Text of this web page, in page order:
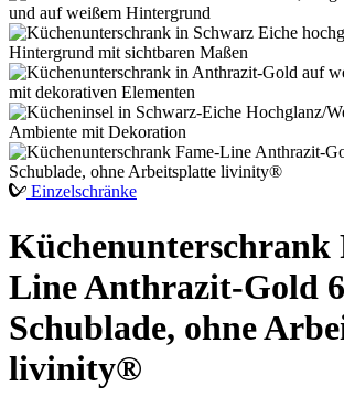
Einzelschränke
Küchenunterschrank
Line Anthrazit-Gold
Schublade, ohne
livinity®